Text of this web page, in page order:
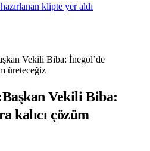
klipte yer aldı
Vekili Biba: İnegöl’de
üreteceğiz
Vekili Biba:
kalıcı çözüm